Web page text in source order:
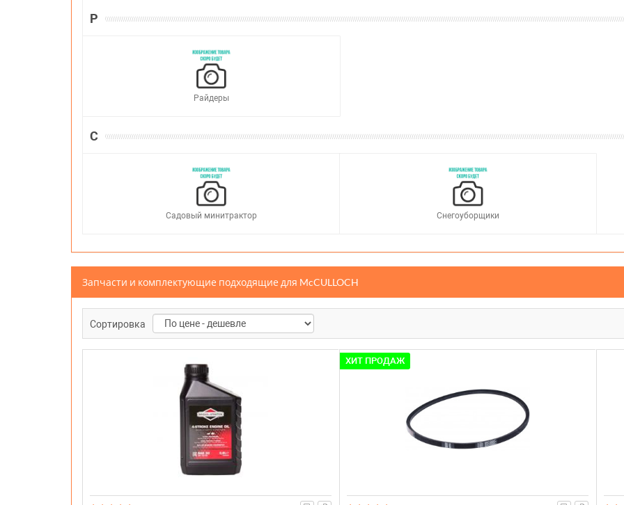
Р
Райдеры
С
Садовый минитрактор Снегоуборщики
Запчасти и комплектующие подходящие для McCULLOCH
Сортировка
ХИТ ПРОДАЖ